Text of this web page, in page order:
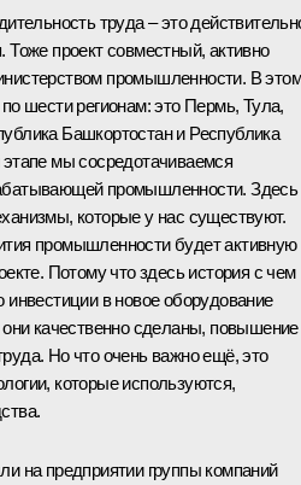
труда – это
Тоже проект совместный, активно
промышленности. В этом
шести регионам: это Пермь, Тула,
Башкортостан и Республика
мы сосредотачиваемся
промышленности. Здесь
которые у нас существуют.
промышленности будет активную
Потому что здесь история с чем
инвестиции в новое оборудование
они качественно сделаны, повышение
Но что очень важно ещё, это
которые используются,
на предприятии группы компаний